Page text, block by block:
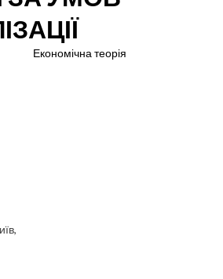
Економічна теорія